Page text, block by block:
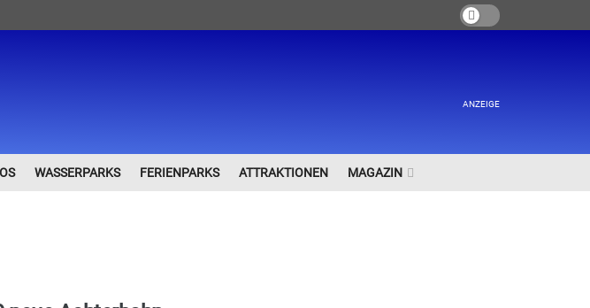
ANZEIGE
WASSERPARKS FERIENPARKS ATTRAKTIONEN MAGAZIN